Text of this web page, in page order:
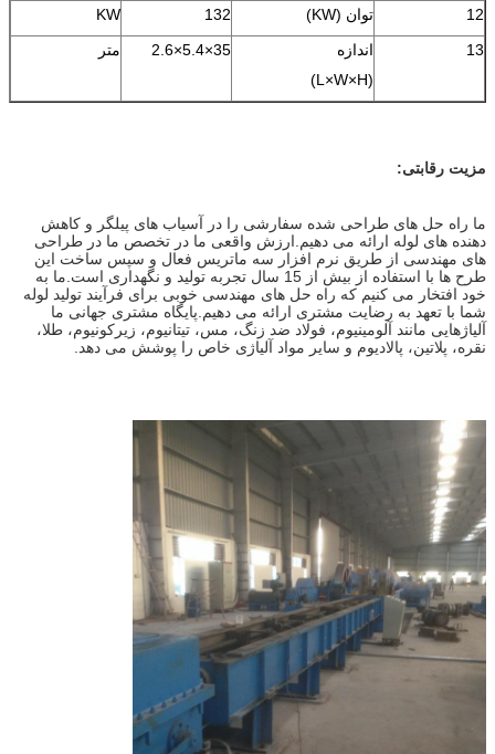
12
توان (KW) 132
KW
13
اندازه
(L×W×H)
35×5.4×2.6 متر
مزیت رقابتی:
ما راه حل های طراحی شده سفارشی را در آسیاب های پیلگر و کاهش
دهنده های لوله ارائه می دهیم.ارزش واقعی ما در تخصص ما در طراحی
های مهندسی از طریق نرم افزار سه ماتریس فعال و سپس ساخت این
طرح ها با استفاده از بیش از 15 سال تجربه تولید و نگهداری است.ما به
خود افتخار می کنیم که راه حل های مهندسی خوبی برای فرآیند تولید لوله
شما با تعهد به رضایت مشتری ارائه می دهیم.پایگاه مشتری جهانی ما
آلیاژهایی مانند آلومینیوم، فولاد ضد زنگ، مس، تیتانیوم، زیرکونیوم، طلا،
نقره، پلاتین، پالادیوم و سایر مواد آلیاژی خاص را پوشش می دهد.